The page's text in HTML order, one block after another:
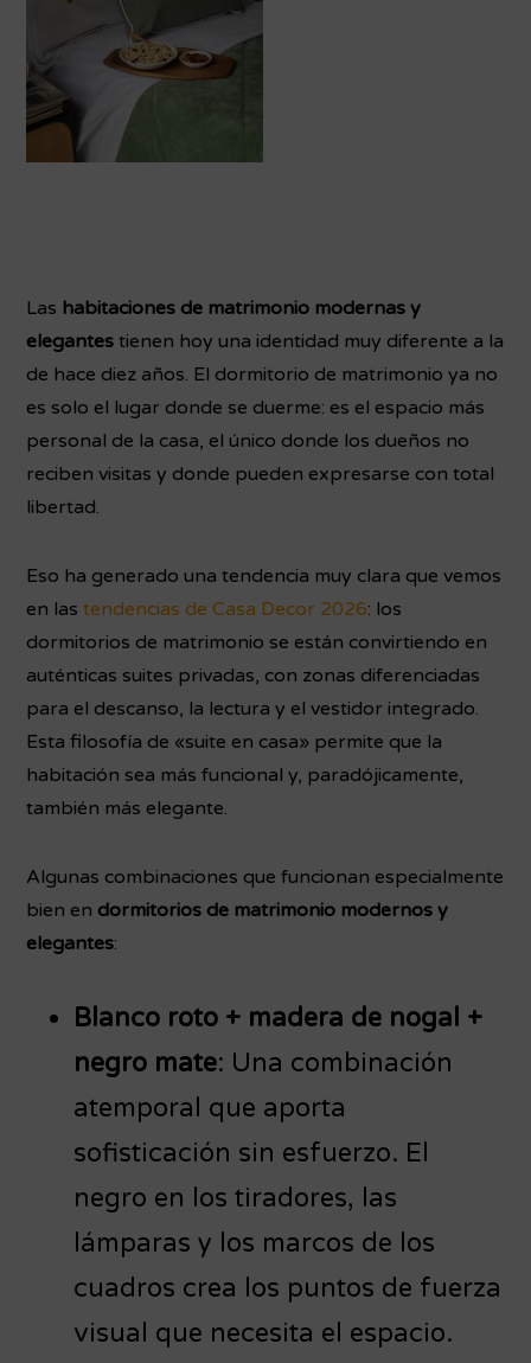
Las habitaciones de matrimonio modernas y
elegantes tienen hoy una identidad muy diferente a la
de hace diez años. El dormitorio de matrimonio ya no
es solo el lugar donde se duerme: es el espacio más
personal de la casa, el único donde los dueños no
reciben visitas y donde pueden expresarse con total
libertad.
Eso ha generado una tendencia muy clara que vemos
en lastendencias de Casa Decor 2026: los
dormitorios de matrimonio se están convirtiendo en
auténticas suites privadas, con zonas diferenciadas
para el descanso, la lectura y el vestidor integrado.
Esta filosofía de «suite en casa» permite que la
habitación sea más funcional y, paradójicamente,
también más elegante.
Algunas combinaciones que funcionan especialmente
bien en dormitorios de matrimonio modernos y
elegantes:
Blanco roto + madera de nogal +
negro mate: Una combinación
atemporal que aporta
sofisticación sin esfuerzo. El
negro en los tiradores, las
lámparas y los marcos de los
cuadros crea los puntos de fuerza
visual que necesita el espacio.